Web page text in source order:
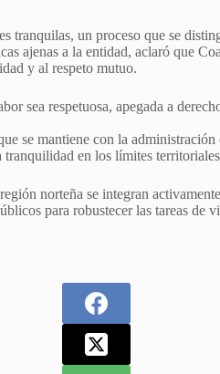
tranquilas, un proceso que se
ajenas a la entidad, aclaró que
y al respeto mutuo.
sea respetuosa, apegada a
se mantiene con la
en los límites
norteña se integran
para robustecer las tareas de